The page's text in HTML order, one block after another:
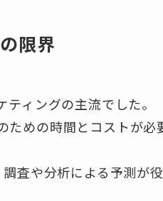
限界
ィングの主流でした。
ための時間とコストが必
査や分析による予測が